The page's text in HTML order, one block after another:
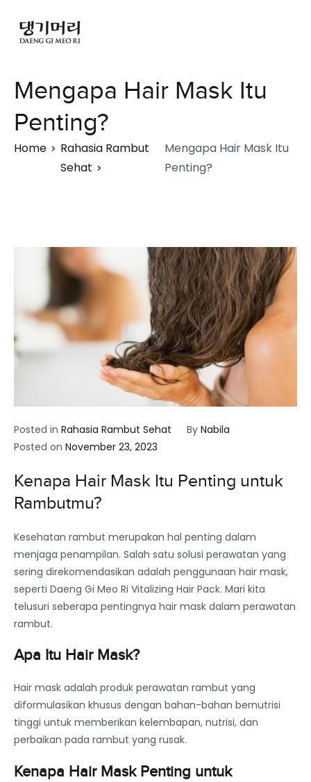
Mengapa Hair Mask Itu
Penting?
Home
Rahasia Rambut
Sehat
Mengapa Hair Mask Itu
Penting?
Posted in Rahasia Rambut Sehat By Nabila
Posted on November 23, 2023
Kenapa Hair Mask Itu Penting untuk
Rambutmu?
Kesehatan rambut merupakan hal penting dalam
menjaga penampilan. Salah satu solusi perawatan yang
sering direkomendasikan adalah penggunaan hair mask,
seperti Daeng Gi Meo Ri Vitalizing Hair Pack. Mari kita
telusuri seberapa pentingnya hair mask dalam perawatan
rambut.
Apa Itu Hair Mask?
Hair mask adalah produk perawatan rambut yang
diformulasikan khusus dengan bahan-bahan bernutrisi
tinggi untuk memberikan kelembapan, nutrisi, dan
perbaikan pada rambut yang rusak.
Kenapa Hair Mask Penting untuk